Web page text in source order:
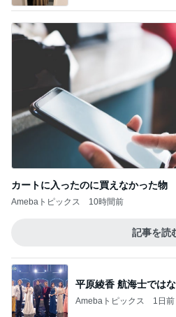
カートに入ったのに買えなかった物
Amebaトピックス 10時間前
記事を読
平原綾香 航海士では
Amebaトピックス 1日前